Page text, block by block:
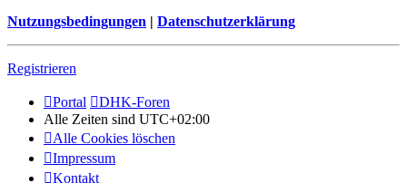
Nutzungsbedingungen | Datenschutzerklärung
Registrieren
Portal
DHK-Foren
Alle Zeiten sind UTC+02:00
Alle Cookies löschen
Impressum
Kontakt